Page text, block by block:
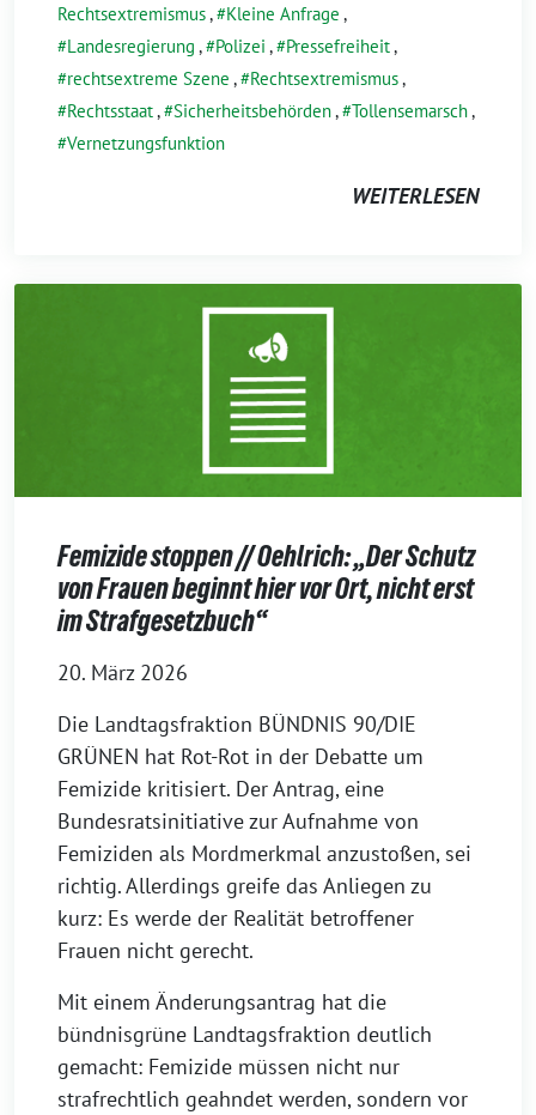
Rechtsextremismus, Kleine Anfrage ,
Landesregierung , Polizei , Pressefreiheit,
rechtsextreme Szene , Rechtsextremismus,
Rechtsstaat, Sicherheitsbehörden, Tollensemarsch,
Vernetzungsfunktion
WEITERLESEN
Femizide stoppen // Oehlrich: „Der Schutz
von Frauen beginnt hier vor Ort, nicht erst
im Strafgesetzbuch“
20. März 2026
Die Landtagsfraktion BÜNDNIS 90/DIE
GRÜNEN hat Rot-Rot in der Debatte um
Femizide kritisiert. Der Antrag, eine
Bundesratsinitiative zur Aufnahme von
Femiziden als Mordmerkmal anzustoßen, sei
richtig. Allerdings greife das Anliegen zu
kurz: Es werde der Realität betroffener
Frauen nicht gerecht.
Mit einem Änderungsantrag hat die
bündnisgrüne Landtagsfraktion deutlich
gemacht: Femizide müssen nicht nur
strafrechtlich geahndet werden, sondern vor